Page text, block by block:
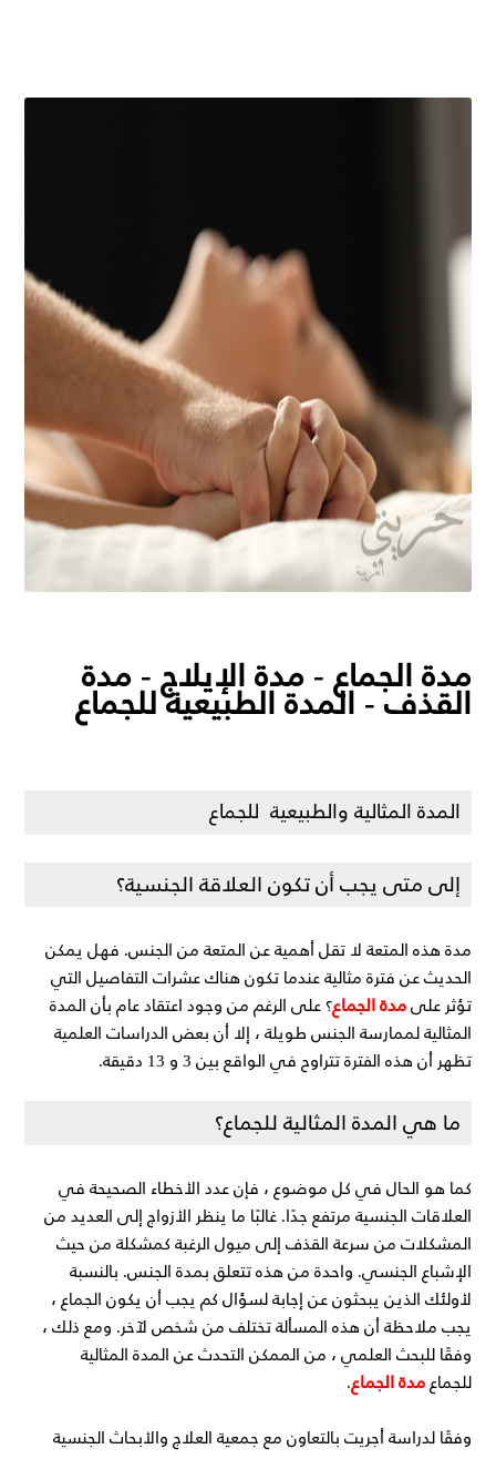
مدة الجماع - مدة الإيلاج - مدة
القذف - المدة الطبيعية للجماع
المدة المثالية والطبيعية للجماع
إلى متى يجب أن تكون العلاقة الجنسية؟
مدة هذه المتعة لا تقل أهمية عن المتعة من الجنس. فهل يمكن
الحديث عن فترة مثالية عندما تكون هناك عشرات التفاصيل التي
تؤثر علىمدة الجماع؟ على الرغم من وجود اعتقاد عام بأن المدة
المثالية لممارسة الجنس طويلة ، إلا أن بعض الدراسات العلمية
تظهر أن هذه الفترة تتراوح في الواقع بين 3 و 13 دقيقة.
ما هي المدة المثالية للجماع؟
كما هو الحال في كل موضوع ، فإن عدد الأخطاء الصحيحة في
العلاقات الجنسية مرتفع جدًا. غالبًا ما ينظر الأزواج إلى العديد من
المشكلات من سرعة القذف إلى ميول الرغبة كمشكلة من حيث
الإشباع الجنسي. واحدة من هذه تتعلق بمدة الجنس. بالنسبة
لأولئك الذين يبحثون عن إجابة لسؤال كم يجب أن يكون الجماع ،
يجب ملاحظة أن هذه المسألة تختلف من شخص لآخر. ومع ذلك ،
وفقًا للبحث العلمي ، من الممكن التحدث عن المدة المثالية
للجماعمدة الجماع.
وفقًا لدراسة أجريت بالتعاون مع جمعية العلاج والأبحاث الجنسية